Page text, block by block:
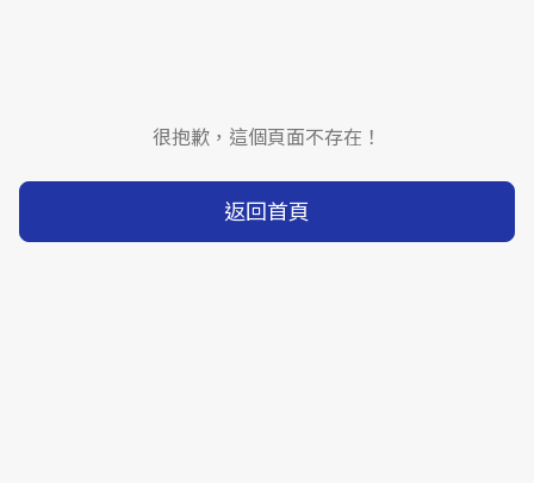
很抱歉，這個頁面不存在！
返回首頁